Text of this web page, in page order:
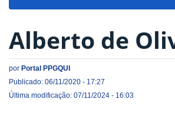
Alberto de
por Portal PPGQUI
Publicado: 06/11/2020 - 17:27
Última modificação: 07/11/2024 - 16:03